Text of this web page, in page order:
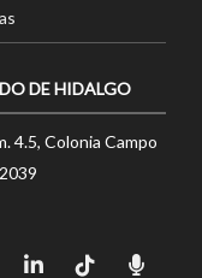
DE HIDALGO
4.5, Colonia Campo